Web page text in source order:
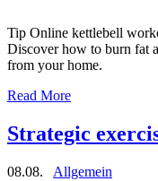
Tip Online kettlebell
Discover how to burn fat
from your home.
Read More
Strategic
08.08. Allgemein